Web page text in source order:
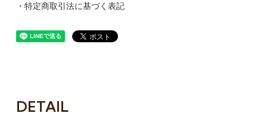
・特定商取引法に基づく表記
DETAIL